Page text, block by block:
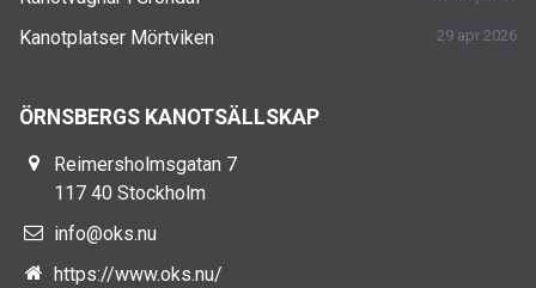
Kanotplatser Mörtviken 29 apr 2026
ÖRNSBERGS KANOTSÄLLSKAP
Reimersholmsgatan 7
117 40 Stockholm
info@oks.nu
https://www.oks.nu/